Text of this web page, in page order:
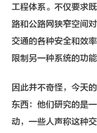
工程体系。不仅要求
路和公路网狭窄空间
交通的各种安全和效
限制另一种系统的功能
因此并不奇怪，今天的初创公司所称的飞行汽车通常是完全不同的
东西：他们研究的是
动，一些人声称这种